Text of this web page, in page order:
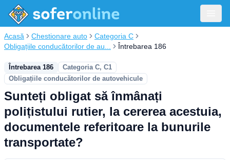
Acasă Chestionare auto
Categoria C
Obligațiile conducătorilor de au...
Întrebarea 186
Întrebarea 186
Categoria C, C1
Obligațiile conducătorilor de autovehicule
Sunteți obligat să înmânați
polițistului rutier, la cererea acestuia,
documentele referitoare la bunurile
transportate?